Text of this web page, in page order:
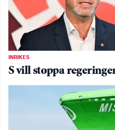
INRIKES
S vill stoppa